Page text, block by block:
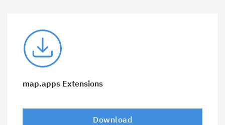
map.apps Extensions
Download